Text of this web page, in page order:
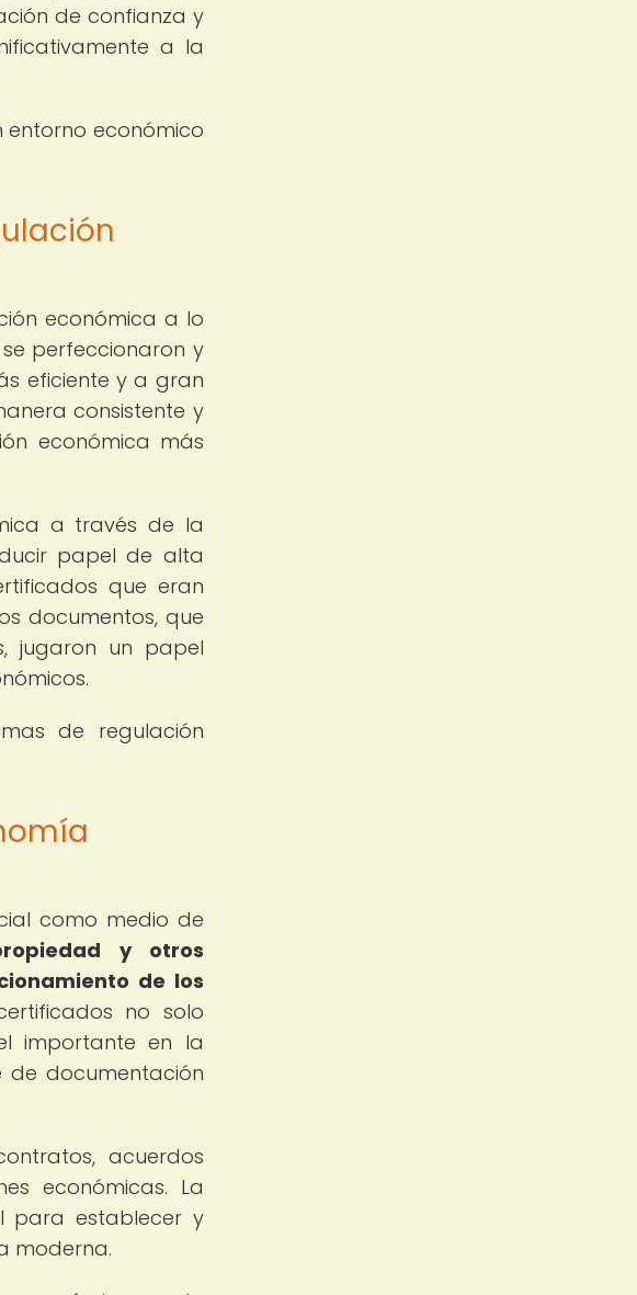
de confianza y
a la
entorno económico
económica a lo
perfeccionaron y
eficiente y a gran
consistente y
económica más
a través de la
papel de alta
que eran
documentos, que
jugaron un papel
de regulación
como medio de
y otros
de los
no solo
importante en la
documentación
acuerdos
económicas. La
para establecer y
moderna.